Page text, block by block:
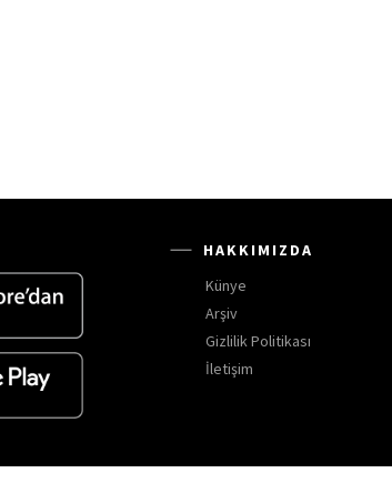
HAKKIMIZDA
Künye
Arşiv
Gizlilik Politikası
İletişim